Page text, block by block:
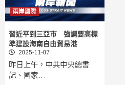
兩岸國際
習近平到三亞市 強調要高標
準建設海南自由貿易港
2025-11-07
昨日上午，中共中央總書
記、國家…